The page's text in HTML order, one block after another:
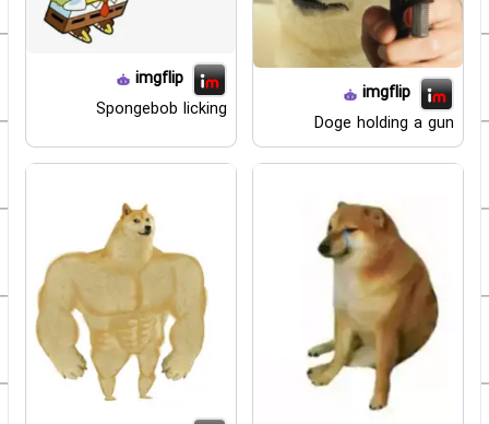
imgflip
Doge holding a gun
imgflip
Spongebob licking